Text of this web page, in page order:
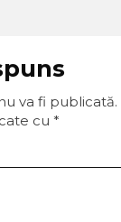
va fi publicată.
cu *